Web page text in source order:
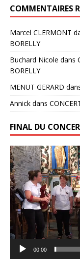
COMMENTAIRES
Marcel CLERMONT
BORELLY
Buchard Nicole dans
BORELLY
MENUT GERARD
Annick dans
FINAL DU
Lecteur
vidéo
00:00